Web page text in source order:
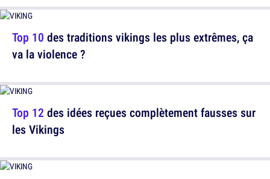
Top 12 des idées reçues complètement fausses sur
les Vikings
Top 10 des traditions vikings les plus extrêmes, ça
va la violence ?